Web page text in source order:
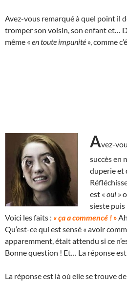
Avez-vous remarqué à quel point il
tromper son voisin, son enfant et…
même « en toute impunité », comme
Avez-
succès en
duperie et
est « oui »
sieste puis
Voici les faits : « ça a commencé ! »
Qu’est-ce qui est sensé « avoir
apparemment, était attendu si ce
Bonne question ! Et… La réponse
La réponse est là où elle se trouve